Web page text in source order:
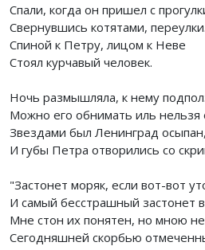
Спали, когда он пришел с
Свернувшись котятами, переулки.
Спиной к Петру, лицом к Неве
Стоял курчавый человек.
Ночь размышляла, к нему
Можно его обнимать иль нельзя
Звездами был Ленинград осыпан,
И губы Петра отворились со
"Застонет моряк, если вот-вот
И самый бесстрашный застонет
Мне стон их понятен, но мною
Сегодняшней скорбью